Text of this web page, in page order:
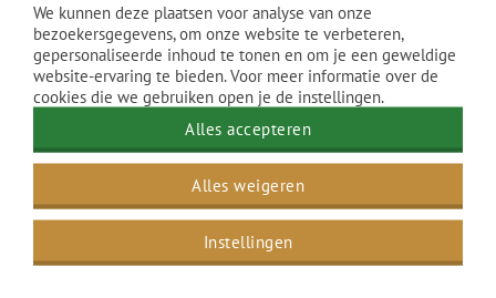
Hotel faciliteiten
Spa & Beauty
We kunnen deze plaatsen voor analyse van onze
bezoekersgegevens, om onze website te verbeteren,
gepersonaliseerde inhoud te tonen en om je een geweldige
website-ervaring te bieden. Voor meer informatie over de
cookies die we gebruiken open je de instellingen.
Alles accepteren
Alles weigeren
Instellingen